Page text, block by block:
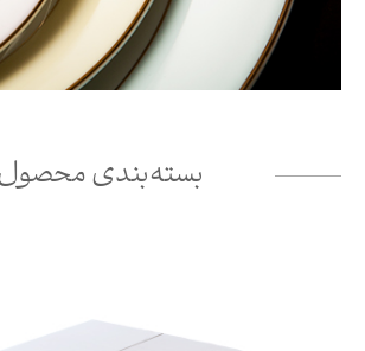
بسته‌بندی